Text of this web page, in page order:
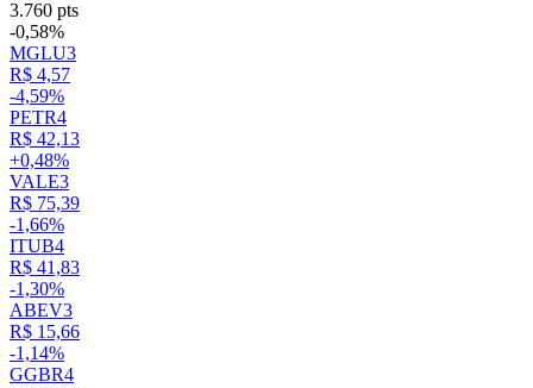
3.760 pts
-0,58%
MGLU3
R$ 4,57
-4,59%
PETR4
R$ 42,13
+0,48%
VALE3
R$ 75,39
-1,66%
ITUB4
R$ 41,83
-1,30%
ABEV3
R$ 15,66
-1,14%
GGBR4